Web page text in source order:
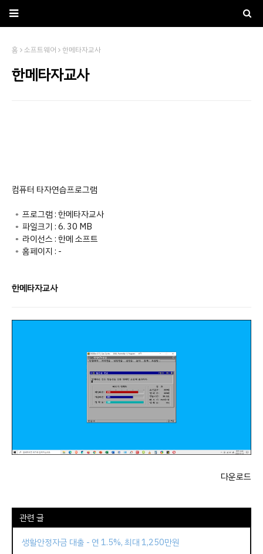
홈 소프트웨어 한메타자교사
한메타자교사
컴퓨터 타자연습프로그램
◦ 프로그램 : 한메타자교사
◦ 파일크기 : 6. 30 MB
◦ 라이선스 : 한메 소프트
◦ 홈페이지 : -
한메타자교사
다운로드
관련 글
생활안정자금 대출 - 연 1.5%, 최대 1,250만원